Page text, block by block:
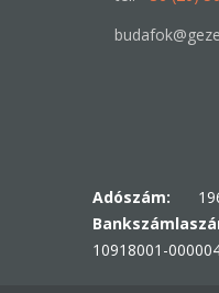
Adószám:
10918001-